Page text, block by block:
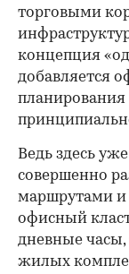
торговыми
концепция
добавляется
планирования
Ведь здесь
совершенно
маршрутами и
офисный
дневные часы,
жилых